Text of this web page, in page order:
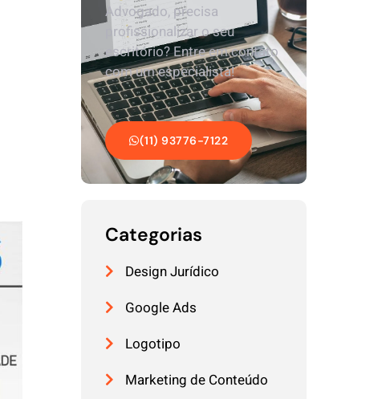
Advogado, precisa
profissionalizar o seu
escritório? Entre em contato
com um especialista!
(11) 93776-7122
Categorias
Design Jurídico
Google Ads
Logotipo
Marketing de Conteúdo